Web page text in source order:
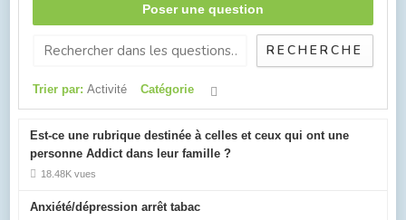
Poser une question
RECHERCHE
Trier par: Activité Catégorie
Est-ce une rubrique destinée à celles et ceux qui ont une
personne Addict dans leur famille ?
18.48K vues
Anxiété/dépression arrêt tabac